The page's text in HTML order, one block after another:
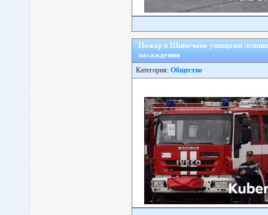
Пожар в Шипочано унищожи
насаждения
Категория: Общество